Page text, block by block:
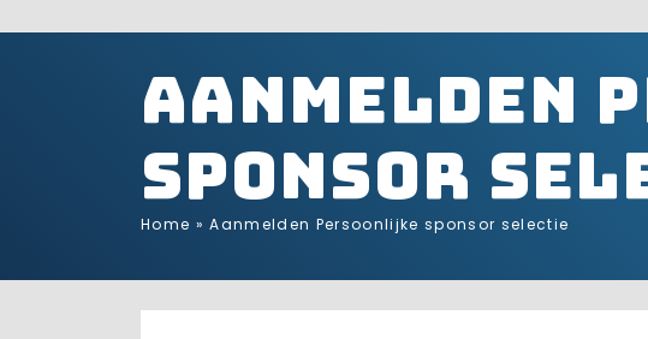
Aanmelden
sponsor
Home »Aanmelden Persoonlijke sponsor selectie